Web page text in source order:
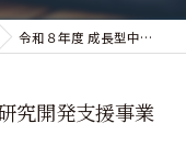
令和８年度 成長型中小企業等研究開発支援事業（Go-Tech 事業）のお知らせ
究開発支援事業